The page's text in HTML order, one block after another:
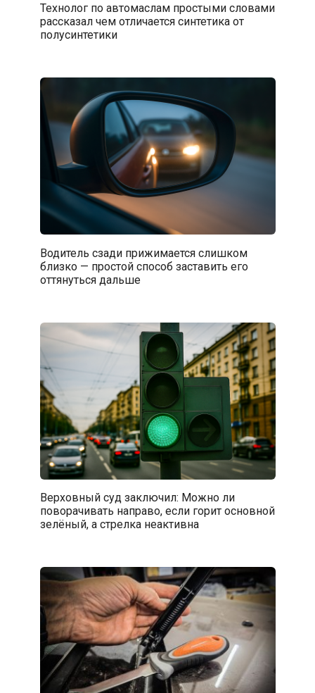
Технолог по автомаслам простыми словами
рассказал чем отличается синтетика от
полусинтетики
Водитель сзади прижимается слишком
близко — простой способ заставить его
оттянуться дальше
Верховный суд заключил: Можно ли
поворачивать направо, если горит основной
зелёный, а стрелка неактивна